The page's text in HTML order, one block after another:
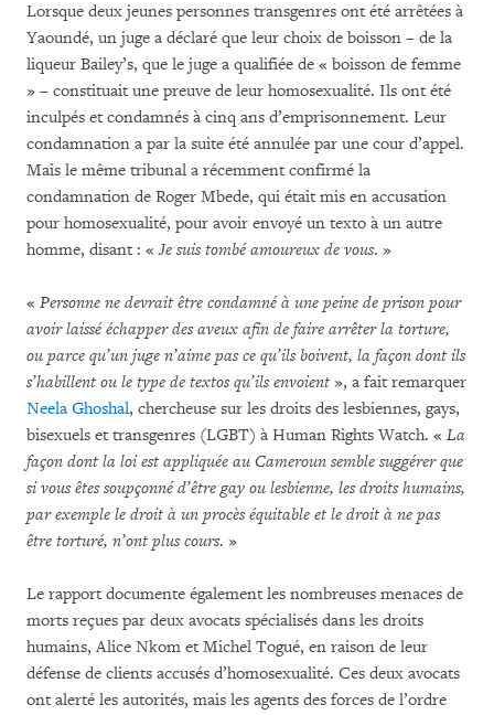
Lorsque deux jeunes personnes transgenres ont été arrêtées à
Yaoundé, un juge a déclaré que leur choix de boisson – de la
liqueur Bailey’s, que le juge a qualifiée de « boisson de femme
» – constituait une preuve de leur homosexualité. Ils ont été
inculpés et condamnés à cinq ans d’emprisonnement. Leur
condamnation a par la suite été annulée par une cour d’appel.
Mais le même tribunal a récemment confirmé la
condamnation de Roger Mbede, qui était mis en accusation
pour homosexualité, pour avoir envoyé un texto à un autre
homme, disant : «Je suis tombé amoureux de vous. »
« Personne ne devrait être condamné à une peine de prison pour
avoir laissé échapper des aveux afin de faire arrêter la torture,
ou parce qu’un juge n’aime pas ce qu’ils boivent, la façon dont ils
s’habillent ou le type de textos qu’ils envoient », a fait remarquer
Neela Ghoshal, chercheuse sur les droits des lesbiennes, gays,
bisexuels et transgenres (LGBT) à Human Rights Watch. « La
façon dont la loi est appliquée au Cameroun semble suggérer que
si vous êtes soupçonné d’être gay ou lesbienne, les droits humains,
par exemple le droit à un procès équitable et le droit à ne pas
être torturé, n’ont plus cours. »
Le rapport documente également les nombreuses menaces de
morts reçues par deux avocats spécialisés dans les droits
humains, Alice Nkom et Michel Togué, en raison de leur
défense de clients accusés d’homosexualité. Ces deux avocats
ont alerté les autorités, mais les agents des forces de l’ordre